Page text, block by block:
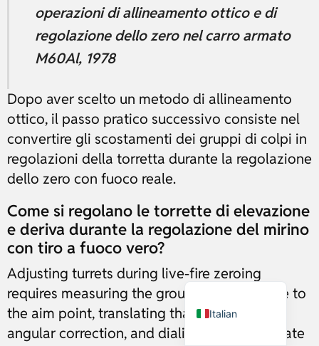
operazioni di allineamento ottico e di
regolazione dello zero nel carro armato
M60Al, 1978
Dopo aver scelto un metodo di allineamento
ottico, il passo pratico successivo consiste nel
convertire gli scostamenti dei gruppi di colpi in
regolazioni della torretta durante la regolazione
dello zero con fuoco reale.
Come si regolano le torrette di elevazione
e deriva durante la regolazione del mirino
con tiro a fuoco vero?
Adjusting turrets during live-fire zeroing
requires measuring the group center relative to
the aim point, translating that offset into
angular correction, and dialing the appropriate
Italian
English
German
Portuguese
Ukrainian
Turkish
Japanese